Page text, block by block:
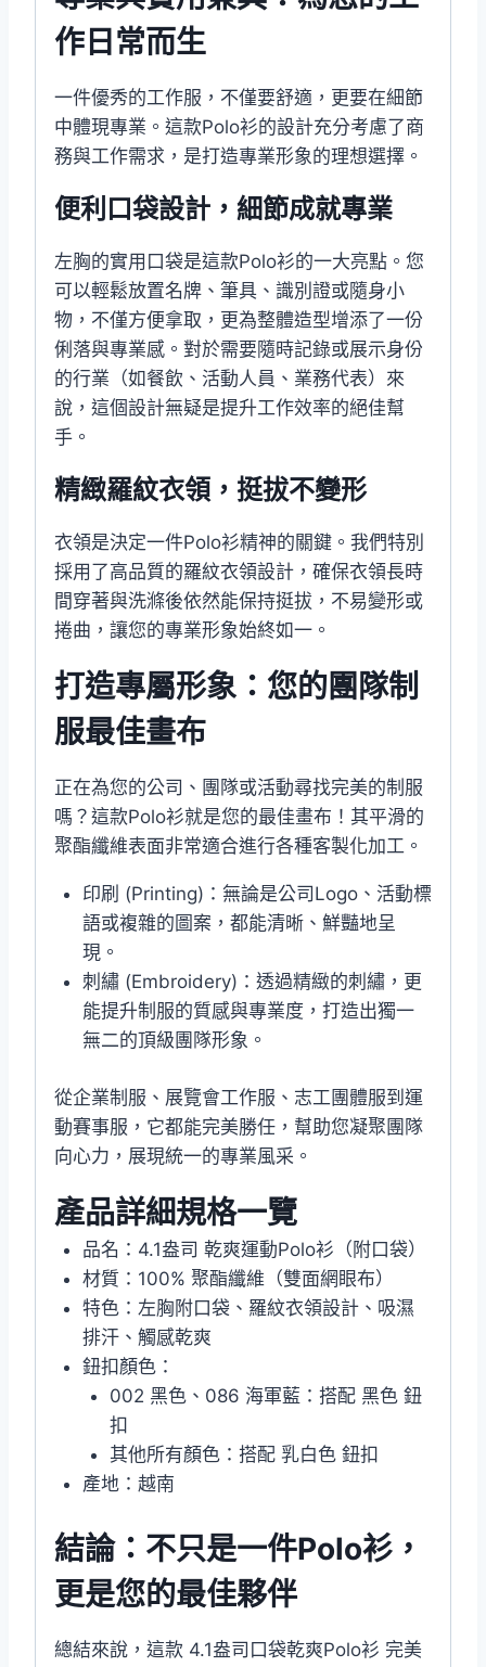
作日常而生
一件優秀的工作服，不僅要舒適，更要在細節
中體現專業。這款Polo衫的設計充分考慮了商
務與工作需求，是打造專業形象的理想選擇。
便利口袋設計，細節成就專業
左胸的實用口袋是這款Polo衫的一大亮點。您
可以輕鬆放置名牌、筆具、識別證或隨身小
物，不僅方便拿取，更為整體造型增添了一份
俐落與專業感。對於需要隨時記錄或展示身份
的行業（如餐飲、活動人員、業務代表）來
說，這個設計無疑是提升工作效率的絕佳幫
手。
精緻羅紋衣領，挺拔不變形
衣領是決定一件Polo衫精神的關鍵。我們特別
採用了高品質的羅紋衣領設計，確保衣領長時
間穿著與洗滌後依然能保持挺拔，不易變形或
捲曲，讓您的專業形象始終如一。
打造專屬形象：您的團隊制
服最佳畫布
正在為您的公司、團隊或活動尋找完美的制服
嗎？這款Polo衫就是您的最佳畫布！其平滑的
聚酯纖維表面非常適合進行各種客製化加工。
印刷 (Printing)：無論是公司Logo、活動標
語或複雜的圖案，都能清晰、鮮豔地呈
現。
刺繡 (Embroidery)：透過精緻的刺繡，更
能提升制服的質感與專業度，打造出獨一
無二的頂級團隊形象。
從企業制服、展覽會工作服、志工團體服到運
動賽事服，它都能完美勝任，幫助您凝聚團隊
向心力，展現統一的專業風采。
產品詳細規格一覽
品名：4.1盎司 乾爽運動Polo衫（附口袋）
材質：100% 聚酯纖維（雙面網眼布）
特色：左胸附口袋、羅紋衣領設計、吸濕
排汗、觸感乾爽
鈕扣顏色：
002 黑色、086 海軍藍：搭配 黑色 鈕
扣
其他所有顏色：搭配 乳白色 鈕扣
產地：越南
結論：不只是一件Polo衫，
更是您的最佳夥伴
總結來說，這款 4.1盎司口袋乾爽Polo衫 完美